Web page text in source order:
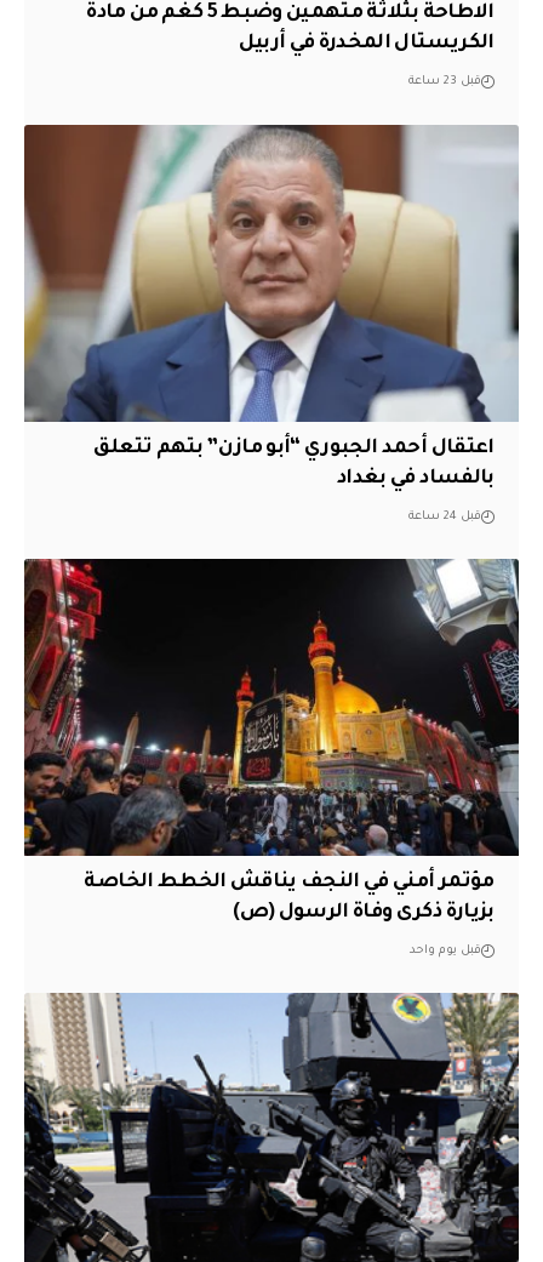
الاطاحة بثلاثة متهمين وضبط 5 كغم من مادة
الكريستال المخدرة ​في أربيل
قبل 23 ساعة
اعتقال أحمد الجبوري “أبو مازن” بتهم تتعلق
بالفساد في بغداد
قبل 24 ساعة
مؤتمر أمني في النجف يناقش الخطط الخاصة
بزيارة ذكرى وفاة الرسول (ص)
قبل يوم واحد